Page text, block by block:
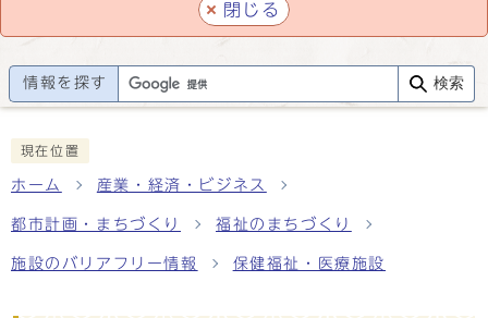
閉じる
情報を探す 検索
現在位置
ホーム 産業・経済・ビジネス
都市計画・まちづくり 福祉のまちづくり
施設のバリアフリー情報 保健福祉・医療施設